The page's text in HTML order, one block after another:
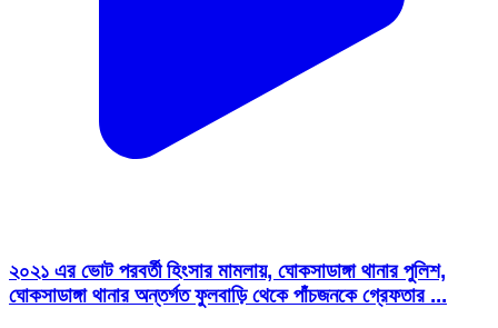
২০২১ এর ভোট পরবর্তী হিংসার মামলায়, ঘোকসাডাঙ্গা থানার পুলিশ,
ঘোকসাডাঙ্গা থানার অন্তর্গত ফুলবাড়ি থেকে পাঁচজনকে গ্রেফতার ...